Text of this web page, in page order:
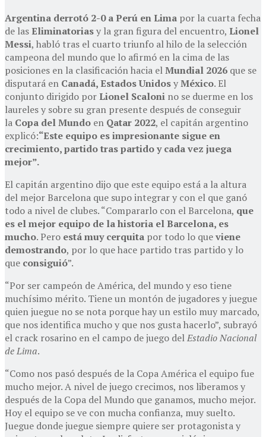
Argentina derrotó 2-0 a Perú en Lima por la cuarta fecha
de lasEliminatoriasy la gran figura del encuentro, Lionel
Messi, habló tras el cuarto triunfo al hilo de la selección
campeona del mundo que lo afirmó en la cima de las
posiciones en la clasificación hacia elMundial 2026 que se
disputará en Canadá, Estados UnidosyMéxico. El
conjunto dirigido porLionel Scaloni no se duerme en los
laureles y sobre su gran presente después de conseguir
la Copa del Mundo en Qatar 2022, el capitán argentino
explicó:“Este equipo es impresionante sigue en
crecimiento, partido tras partido y cada vez juega
mejor”.
El capitán argentino dijo que este equipo está a la altura
del mejor Barcelona que supo integrar y con el que ganó
todo a nivel de clubes. “Compararlo con el Barcelona, que
es el mejor equipo de la historia el Barcelona, es
mucho. Pero está muy cerquita por todo lo queviene
demostrando, por lo que hace partido tras partido y lo
que consiguió”.
“Por ser campeón de América, del mundo y eso tiene
muchísimo mérito. Tiene un montón de jugadores y juegue
quien juegue no se nota porque hay un estilo muy marcado,
que nos identifica mucho y que nos gusta hacerlo”, subrayó
el crack rosarino en el campo de juego delEstadio Nacional
de Lima.
“Como nos pasó después de la Copa América el equipo fue
mucho mejor. A nivel de juego crecimos, nos liberamos y
después de la Copa del Mundo que ganamos, mucho mejor.
Hoy el equipo se ve con mucha confianza, muy suelto.
Juegue donde juegue siempre quiere ser protagonista y